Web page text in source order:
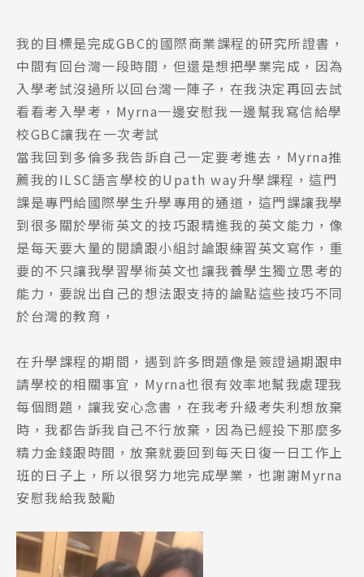
我的目標是完成GBC的國際商業課程的研究所證書，
中間有回台灣一段時間，但還是想把學業完成，因為
入學考試沒過所以回台灣一陣子，在我決定再回去試
看看考入學考，Myrna一邊安慰我一邊幫我寫信給學
校GBC讓我在一次考試
當我回到多倫多我告訴自己一定要考進去，Myrna推
薦我的ILSC語言學校的Upath way升學課程，這門
課是專門給國際學生升學專用的通道，這門課讓我學
到很多關於學術英文的技巧跟精進我的英文能力，像
是每天要大量的閱讀跟小組討論跟練習英文寫作，重
要的不只讓我學習學術英文也讓我養學生獨立思考的
能力，要說出自己的想法跟支持的論點這些技巧不同
於台灣的教育，
在升學課程的期間，遇到許多問題像是簽證過期跟申
請學校的相關事宜，Myrna也很有效率地幫我處理我
每個問題，讓我安心念書，在我考升級考失利想放棄
時，我都告訴我自己不行放棄，因為已經投下那麼多
精力金錢跟時間，放棄就要回到每天日復一日工作上
班的日子上，所以很努力地完成學業，也謝謝Myrna
安慰我給我鼓勵